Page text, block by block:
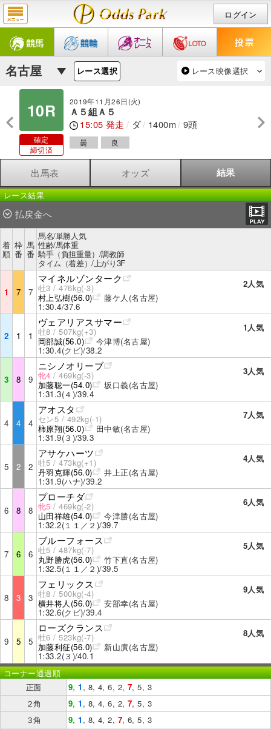
ログイン
レース選択 レース映像選択
10R
確定
締切済
2019年11月26日(火)
Ａ５組Ａ５
15:05 発走
ダ 1400m 9頭
曇 良
出馬表 オッズ 結果
レース結果
払戻金へ
着
順
枠
番
馬
番
馬名/単勝人気
性齢/馬体重
騎手（負担重量）/調教師
タイム（着差）/上がり3F
1 7 7
マイネルゾンターク 2人気
牡3 / 476kg(-3)
村上弘樹(56.0)
藤ケ人(名古屋)
1:30.4/37.6
2 1 1
ヴェアリアスサマー 1人気
牡8 / 507kg(+3)
岡部誠(56.0)
今津博(名古屋)
1:30.4(クビ)/38.2
3 8 9
ニシノオリーブ 3人気
牝4 / 469kg(-3)
加藤聡一(54.0)
坂口義(名古屋)
1:31.3(４)/39.4
4 4 4
アオスタ 7人気
セン5 / 492kg(-1)
柿原翔(56.0)
田中敏(名古屋)
1:31.9(３)/39.3
5 2 2
アサケハーツ 4人気
牡5 / 473kg(+1)
丹羽克輝(56.0)
井上正(名古屋)
1:31.9(ハナ)/39.2
6 8 8
プローチダ 6人気
牝5 / 469kg(-2)
山田祥雄(54.0)
今津勝(名古屋)
1:32.2(１１／２)/39.7
7 6 6
ブルーフォース 5人気
牡5 / 487kg(-7)
丸野勝虎(56.0)
竹下直(名古屋)
1:32.5(１１／２)/39.5
8 3 3
フェリックス 9人気
牡8 / 500kg(-4)
横井将人(56.0)
安部幸(名古屋)
1:32.6(クビ)/39.4
9 5 5
ローズクランス 8人気
牡6 / 523kg(-7)
加藤利征(56.0)
新山廣(名古屋)
1:33.2(３)/40.1
コーナー通過順
正面
9,1 , 8, 4, 6, 2, 7, 5, 3
２角
9,1 , 8, 4, 6, 2, 7, 5, 3
３角
9,1 , 8, 4, 2, 7, 6, 5, 3